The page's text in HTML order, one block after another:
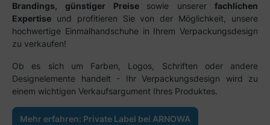
Brandings, günstiger Preise sowie unserer fachlichen
Expertise und profitieren Sie von der Möglichkeit, unsere
hochwertige Einmalhandschuhe in Ihrem Verpackungsdesign
zu verkaufen!
Ob es sich um Farben, Logos, Schriften oder andere
Designelemente handelt - Ihr Verpackungsdesign wird zu
einem wichtigen Verkaufsargument Ihres Produktes.
Mehr erfahren: Private Label bei ARNOWA